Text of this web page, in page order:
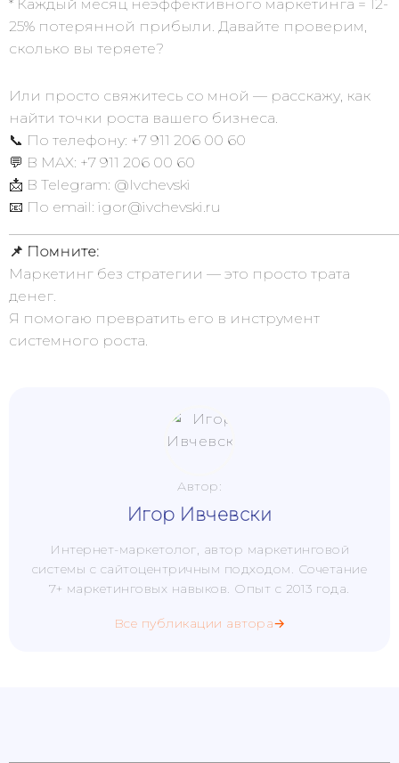
* Каждый месяц неэффективного маркетинга = 12-
25% потерянной прибыли. Давайте проверим,
сколько вы теряете?
Или просто свяжитесь со мной — расскажу, как
найти точки роста вашего бизнеса.
📞 По телефону: +7 911 206 00 60
💬 В MAX: +7 911 206 00 60
📩 В Telegram: @Ivchevski
📧 По email: igor@ivchevski.ru
📌 Помните:
Маркетинг без стратегии — это просто трата
денег.
Я помогаю превратить его в инструмент
системного роста.
Автор:
Игор Ивчевски
Интернет-маркетолог, автор маркетинговой
системы с сайтоцентричным подходом. Сочетание
7+ маркетинговых навыков. Опыт с 2013 года.
Все публикации автора